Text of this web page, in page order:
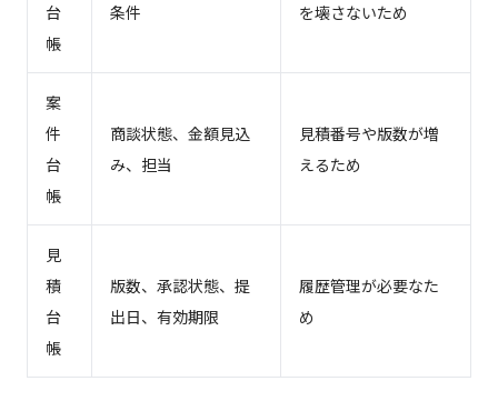
台
帳
条件
を壊さないため
案
件
台
帳
商談状態、金額見込
み、担当
見積番号や版数が増
えるため
見
積
台
帳
版数、承認状態、提
出日、有効期限
履歴管理が必要なた
め